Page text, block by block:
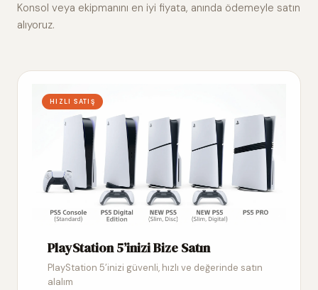
Alım
Konsol veya ekipmanını en iyi fiyata, anında ödemeyle satın
alıyoruz.
HIZLI SATIŞ
PlayStation 5’inizi Bize Satın
PlayStation 5’inizi güvenli, hızlı ve değerinde satın
alalım